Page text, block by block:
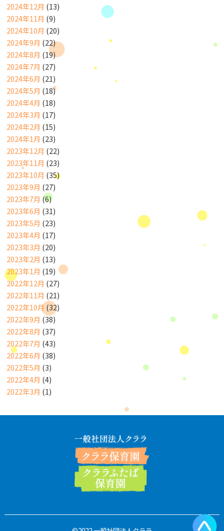
2024年12月 (13)
2024年11月 (9)
2024年10月 (20)
2024年9月 (22)
2024年8月 (19)
2024年7月 (27)
2024年6月 (21)
2024年5月 (18)
2024年4月 (18)
2024年3月 (17)
2024年2月 (15)
2024年1月 (23)
2023年12月 (22)
2023年11月 (23)
2023年10月 (35)
2023年9月 (27)
2023年7月 (6)
2023年6月 (31)
2023年5月 (23)
2023年4月 (17)
2023年3月 (20)
2023年2月 (13)
2023年1月 (19)
2022年12月 (27)
2022年11月 (21)
2022年10月 (32)
2022年9月 (38)
2022年8月 (37)
2022年7月 (43)
2022年6月 (38)
2022年5月 (3)
2022年4月 (4)
2022年3月 (1)